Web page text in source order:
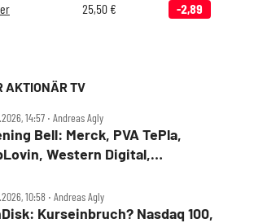
25,50€ -2,89
AKTIONÄR TV
14:57 ‧ Andreas Agly
Bell: Merck, PVA TePla,
Western Digital,
10:58 ‧ Andreas Agly
Kurseinbruch? Nasdaq 100,